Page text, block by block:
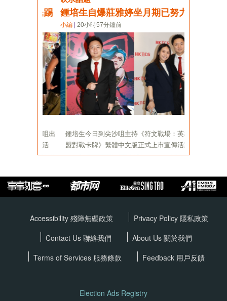
Accessibility 殘障無礙政策 Privacy Policy 隱私政策
Contact Us 聯絡我們
About Us 關於我們
Terms of Services 服務條款 Feedback 用戶反饋
Election Ads Registry